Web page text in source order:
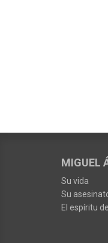
MIGUEL
Su vida
Su
El espíritu